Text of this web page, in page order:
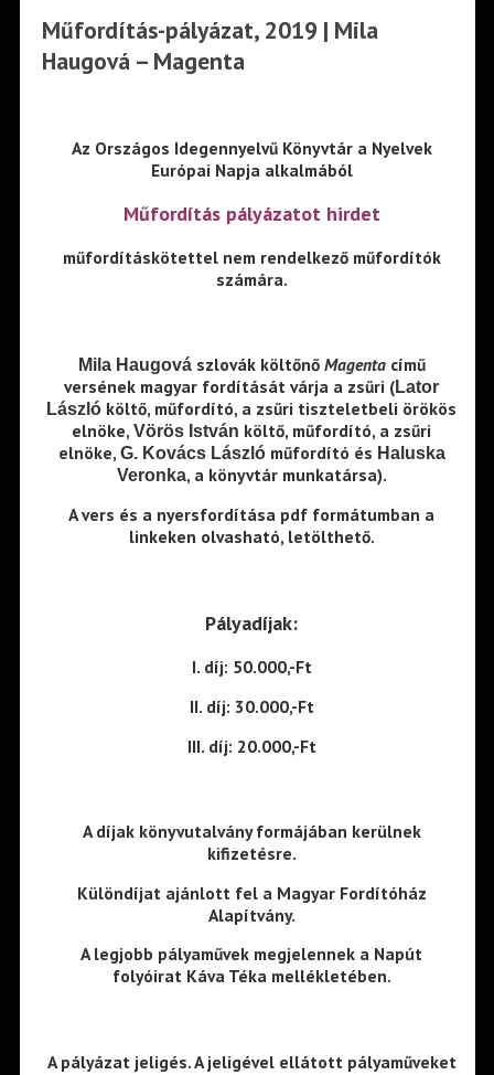
Műfordítás-pályázat, 2019 | Mila
Haugová – Magenta
Az Országos Idegennyelvű Könyvtár a Nyelvek
Európai Napja alkalmából
Műfordítás pályázatot hirdet
műfordításkötettel nem rendelkező műfordítók
számára.
Mila Haugová szlovák költőnő Magenta című
versének magyar fordítását várja a zsűri (Lator
László költő, műfordító, a zsűri tiszteletbeli örökös
elnöke,Vörös István költő, műfordító, a zsűri
elnöke, G. Kovács Lászlóműfordító és Haluska
Veronka, a könyvtár munkatársa).
A vers és a nyersfordítása pdf formátumban a
linkeken olvasható, letölthető.
Pályadíjak:
I. díj: 50.000,-Ft
II. díj: 30.000,-Ft
III. díj: 20.000,-Ft
A díjak könyvutalvány formájában kerülnek
kifizetésre.
Különdíjat ajánlott fel a Magyar Fordítóház
Alapítvány.
A legjobb pályaművek megjelennek a Napút
folyóirat Káva Téka mellékletében.
A pályázat jeligés. A jeligével ellátott pályaműveket